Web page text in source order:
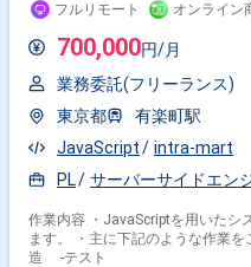
フルリモート オンライン
700,000円/月
業務委託(フリーランス)
東京都
有楽町駅
JavaScript
intra-mart
PL
サーバーサイドエン
作業内容 ・JavaScriptを用いたシ
ます。 ・主に下記のような作業
造 -テスト